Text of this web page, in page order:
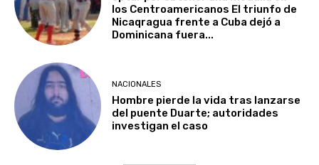
los Centroamericanos El triunfo de
Nicaqragua frente a Cuba dejó a
Dominicana fuera...
NACIONALES
Hombre pierde la vida tras lanzarse
del puente Duarte; autoridades
investigan el caso